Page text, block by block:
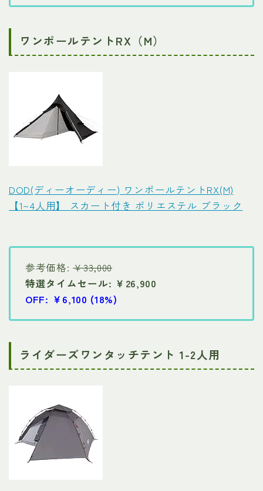
ワンポールテントRX（M）
DOD(ディーオーディー) ワンポールテントRX(M)
【1~4人用】 スカート付き ポリエステル ブラック
参考価格:￥33,000
特選タイムセール: ￥26,900
OFF: ￥6,100 (18%)
ライダーズワンタッチテント 1-2人用